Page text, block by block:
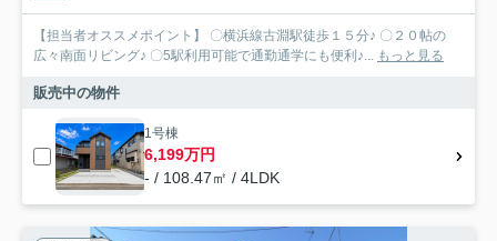
【担当者オススメポイント】 〇横浜線古淵駅徒歩１５分♪ 〇２０帖の
広々南面リビング♪ 〇5駅利用可能で通勤通学にも便利♪... もっと見る
販売中の物件
1号棟
6,199万円
- / 108.47㎡ / 4LDK